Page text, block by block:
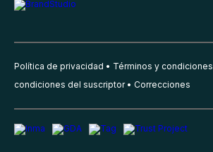
Política de privacidad Términos y condiciones
condiciones del suscriptor
Correcciones